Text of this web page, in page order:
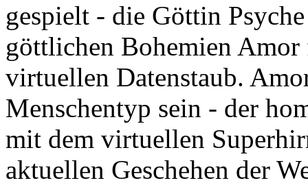
gespielt - die Göttin
göttlichen Bohemien
virtuellen Datenstaub.
Menschentyp sein - der
mit dem virtuellen
aktuellen Geschehen der